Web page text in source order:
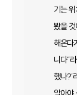
기는
봤을
해온다
니다”
했나?’